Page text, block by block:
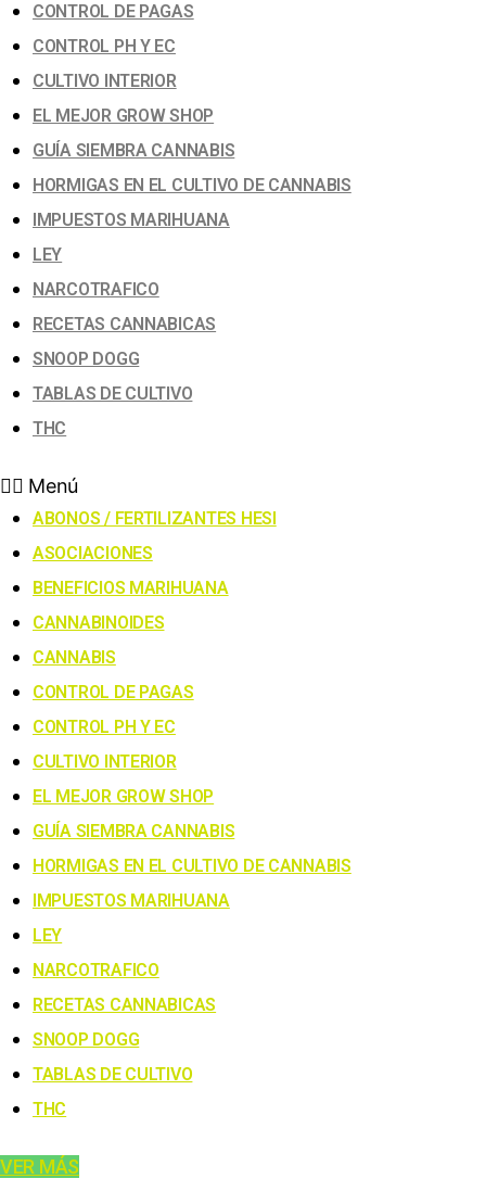
CONTROL DE PAGAS
CONTROL PH Y EC
CULTIVO INTERIOR
EL MEJOR GROW SHOP
GUÍA SIEMBRA CANNABIS
HORMIGAS EN EL CULTIVO DE CANNABIS
IMPUESTOS MARIHUANA
LEY
NARCOTRAFICO
RECETAS CANNABICAS
SNOOP DOGG
TABLAS DE CULTIVO
THC
Menú
ABONOS / FERTILIZANTES HESI
ASOCIACIONES
BENEFICIOS MARIHUANA
CANNABINOIDES
CANNABIS
CONTROL DE PAGAS
CONTROL PH Y EC
CULTIVO INTERIOR
EL MEJOR GROW SHOP
GUÍA SIEMBRA CANNABIS
HORMIGAS EN EL CULTIVO DE CANNABIS
IMPUESTOS MARIHUANA
LEY
NARCOTRAFICO
RECETAS CANNABICAS
SNOOP DOGG
TABLAS DE CULTIVO
THC
VER MÁS